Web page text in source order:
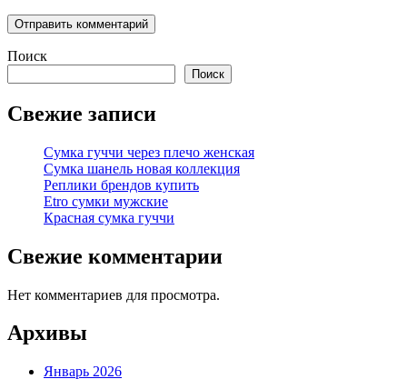
Поиск
Поиск
Свежие записи
Сумка гуччи через плечо женская
Сумка шанель новая коллекция
Реплики брендов купить
Etro сумки мужские
Красная сумка гуччи
Свежие комментарии
Нет комментариев для просмотра.
Архивы
Январь 2026